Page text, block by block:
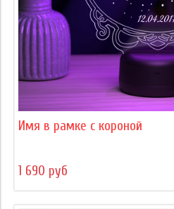
Имя в рамке с короной
1 690 руб